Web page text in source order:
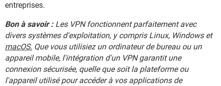
entreprises.
Bon à savoir :Les VPN fonctionnent parfaitement avec
divers systèmes d'exploitation, y compris Linux, Windows et
macOS. Que vous utilisiez un ordinateur de bureau ou un
appareil mobile, l'intégration d'un VPN garantit une
connexion sécurisée, quelle que soit la plateforme ou
l'appareil utilisé pour accéder à vos applications de